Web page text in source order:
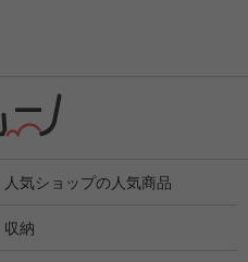
人気ショップの人気商品
収納